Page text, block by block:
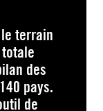
terrain
des
pays.
de